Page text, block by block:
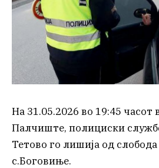
На 31.05.2026 во 19:45 часот
Палчиште, полициски
Тетово го лишија од
с.Боговиње.